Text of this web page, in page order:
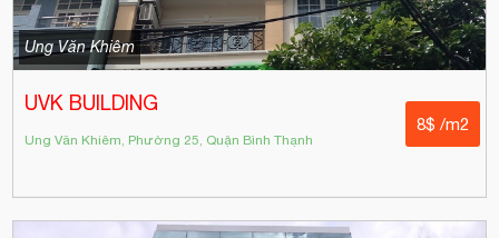
Ung Văn Khiêm
UVK BUILDING
Ung Văn Khiêm, Phường 25, Quận Bình Thạnh
8$ /m2